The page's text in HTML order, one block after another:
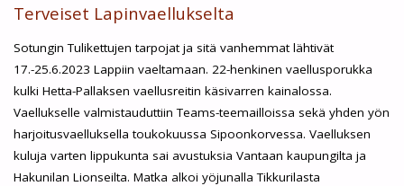
Terveiset Lapinvaellukselta
Sotungin Tulikettujen tarpojat ja sitä vanhemmat lähtivät
17.-25.6.2023 Lappiin vaeltamaan. 22-henkinen vaellusporukka
kulki Hetta-Pallaksen vaellusreitin käsivarren kainalossa.
Vaellukselle valmistauduttiin Teams-teemailloissa sekä yhden yön
harjoitusvaelluksella toukokuussa Sipoonkorvessa. Vaelluksen
kuluja varten lippukunta sai avustuksia Vantaan kaupungilta ja
Hakunilan Lionseilta. Matka alkoi yöjunalla Tikkurilasta